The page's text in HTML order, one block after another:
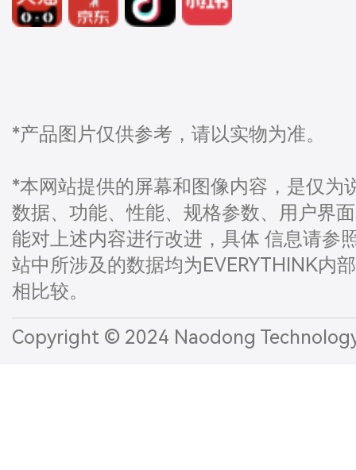
*产品图片仅供参考，请以实物为准。
*本网站提供的屏幕和图像内容，是仅
数据、功能、性能、规格参数、用户界
能对上述内容进行改进，具体 信息请参
站中所涉及的数据均为EVERYTHINK内
相比较。
Copyright © 2024 Naodong